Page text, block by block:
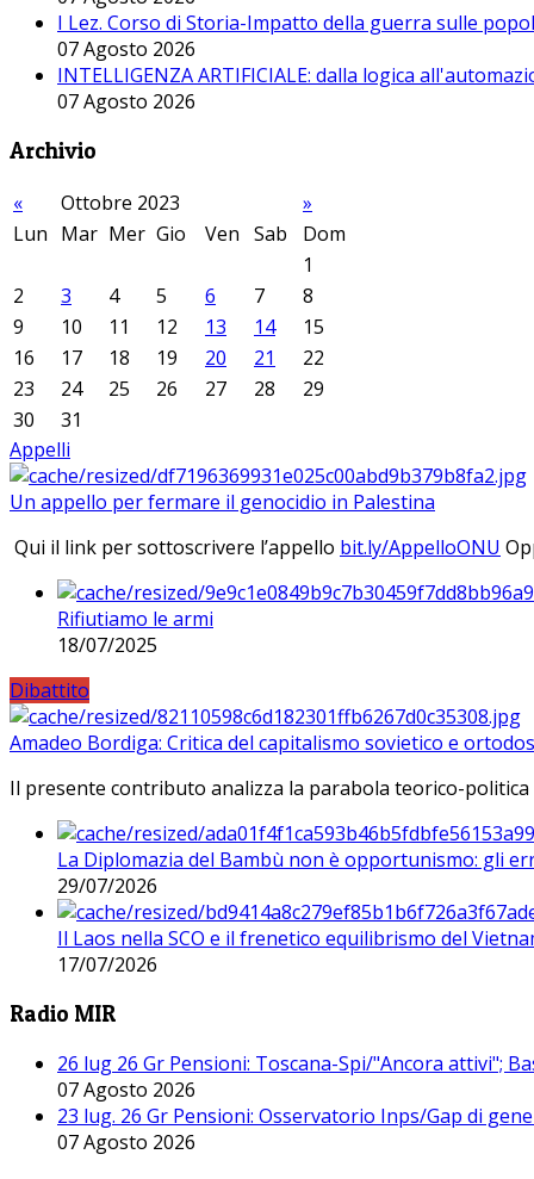
I Lez. Corso di Storia-Impatto della guerra sulle
07 Agosto 2026
INTELLIGENZA ARTIFICIALE: dalla logica
07 Agosto 2026
Archivio
« Ottobre 2023
»
Lun Mar Mer Gio Ven Sab
Dom
1
2
3 4 5 6 7
8
9
10 11 12 13 14
15
16
17 18 19 20 21
22
23
24 25 26 27 28
29
30
31
Appelli
Un appello per fermare il genocidio in Palestina
Qui il link per sottoscrivere l’appello bit.ly/AppelloONU
Rifiutiamo le armi
18/07/2025
Dibattito
Amadeo Bordiga: Critica del capitalismo sovietico e
Il presente contributo analizza la parabola teorico-
La Diplomazia del Bambù non è opportunismo: gli
29/07/2026
Il Laos nella SCO e il frenetico equilibrismo del
17/07/2026
Radio MIR
26 lug 26 Gr Pensioni: Toscana-Spi/"Ancora attivi";
07 Agosto 2026
23 lug. 26 Gr Pensioni: Osservatorio Inps/Gap di
07 Agosto 2026